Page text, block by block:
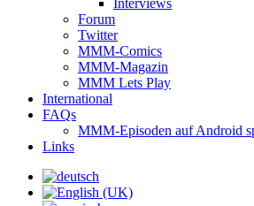
Interviews
Forum
Twitter
MMM-Comics
MMM-Magazin
MMM Lets Play
International
FAQs
MMM-Episoden auf Android
Links